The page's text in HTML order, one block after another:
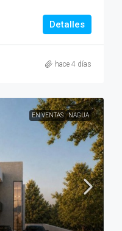
Detalles
hace 4 días
EN VENTAS NAGUA